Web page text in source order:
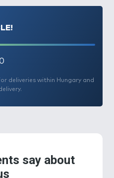
a felhasználóink
javaslatot kaptunk,
kellett választani a
6 változat maradt:
+ pink)
+ pink)
megtalálható
amely mellé került egy
deliveries within Hungary and